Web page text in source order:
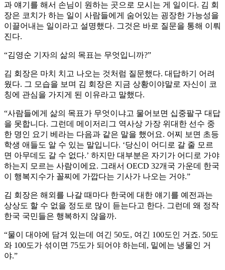
과 얘기를 해서 손님이 원하는 곳으로 모시는 게 일이다. 김 회
장은 코치가 하는 일이 사람들에게 숨어있는 굉장한 가능성을
이끌어내는 일이라고 설명했다. 그것은 바로 질문을 통해 이뤄
진다.
“김영순 기자의 삶의 목표는 무엇입니까?”
김 회장은 마치 치고 나오는 것처럼 질문했다. 대답하기 어려
웠다. 그 모습을 보며 김 회장은 지금 상황이야말로 자신이 코
칭에 관심을 가지게 된 이유라고 말했다.
“사람들에게 삶의 목표가 무엇이냐고 물어보면 십중팔구 대답
을 못합니다. 그런데 메이저리그 역사상 가장 위대한 선수 중
한 명인 요기 베라는 다음과 같은 말을 했어요. 어찌 보면 초등
학생 애들도 알 수 있는 말입니다. ‘당신이 어디로 갈 줄 모르
면 아무데도 갈 수 없다.’ 하지만 대부분은 자기가 어디로 가야
하는지 모르는 사람이에요. 그래서 OECD 32개국 가운데 한국
이 행복지수가 꼴찌에 가깝다는 기사가 나오는 거야.”
김 회장은 해외를 나갈 때마다 한국에 대한 얘기를 예전과는
상상도 할 수 없을 정도로 많이 듣는다고 한다. 그런데 왜 정작
한국 국민들은 행복하지 않을까.
“물이 대야에 담겨 있는데 여긴 50도, 여긴 100도인 거죠. 50도
와 100도가 섞이면 75도가 되어야 하는데, 밑에는 냉물인 거
야.”